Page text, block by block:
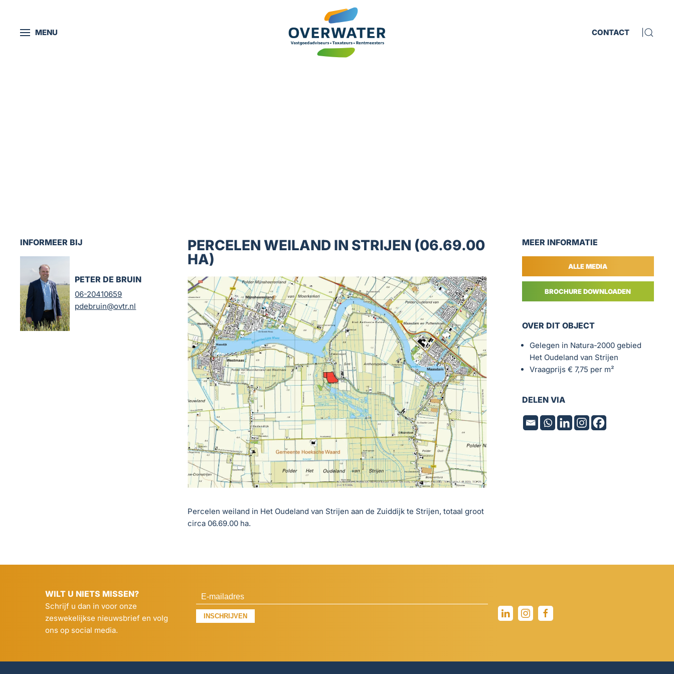
MENU
CONTACT
INFORMEER BIJ
PETER DE BRUIN
06-20410659
pdebruin@ovtr.nl
PERCELEN WEILAND IN STRIJEN (06.69.00
HA)
Percelen weiland in Het Oudeland van Strijen aan de Zuiddijk te Strijen, totaal groot
circa 06.69.00 ha.
MEER INFORMATIE
ALLE MEDIA
BROCHURE DOWNLOADEN
OVER DIT OBJECT
Gelegen in Natura-2000 gebied
Het Oudeland van Strijen
Vraagprijs € 7,75 per m²
DELEN VIA
WILT U NIETS MISSEN?
Schrijf u dan in voor onze
zeswekelijkse nieuwsbrief en volg
ons op social media.
INSCHRIJVEN